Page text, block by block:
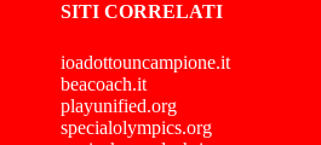
SITI CORRELATI
ioadottouncampione.it
beacoach.it
playunified.org
specialolympics.org